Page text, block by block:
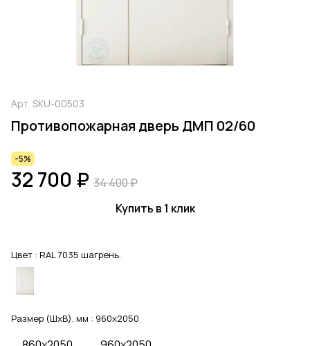
Арт. SKU-00503
Противопожарная дверь ДМП 02/60
-5%
32 700 ₽ 34 400 ₽
Купить в 1 клик
Цвет : RAL 7035 шагрень.
Размер (ШхВ), мм : 960x2050